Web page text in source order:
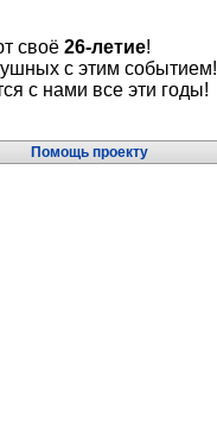
своё 26-летие!
с этим событием!
с нами все эти годы!
Помощь проекту